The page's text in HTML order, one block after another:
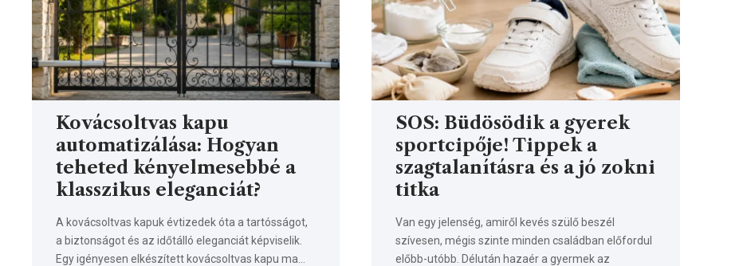
Kovácsoltvas kapu
automatizálása: Hogyan
teheted kényelmesebbé a
klasszikus eleganciát?
A kovácsoltvas kapuk évtizedek óta a tartósságot,
a biztonságot és az időtálló eleganciát képviselik.
Egy igényesen elkészített kovácsoltvas kapu ma…
SOS: Büdösödik a gyerek
sportcipője! Tippek a
szagtalanításra és a jó zokni
titka
Van egy jelenség, amiről kevés szülő beszél
szívesen, mégis szinte minden családban előfordul
előbb-utóbb. Délután hazaér a gyermek az